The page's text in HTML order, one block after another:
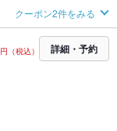
クーポン2件をみる
円（税込） 詳細・予約